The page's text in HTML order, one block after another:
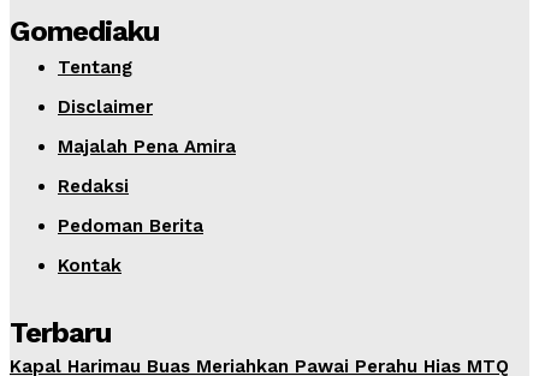
Gomediaku
Tentang
Disclaimer
Majalah Pena Amira
Redaksi
Pedoman Berita
Kontak
Terbaru
Kapal Harimau Buas Meriahkan Pawai Perahu Hias MTQ